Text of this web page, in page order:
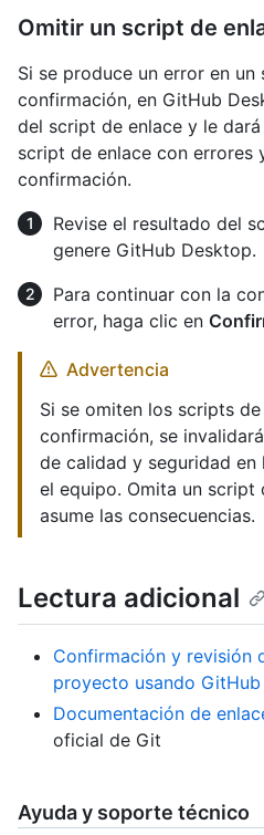
Omitir un script de
Si se produce un error en
confirmación, en GitHub
del script de enlace y le
script de enlace con errores
confirmación.
Revise el resultado del
genere GitHub Desktop.
Para continuar con la
error, haga clic en
Advertencia
Si se omiten los scripts
confirmación, se
de calidad y seguridad
el equipo. Omita un script
asume las consecuencias.
Lectura adicional
Confirmación y revisión
proyecto usando
Documentación de
oficial de Git
Ayuda y soporte técnico